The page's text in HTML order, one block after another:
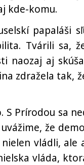
kde-komu.
papaláši
Tvárili sa,
naozaj aj
zdražela tak,
S Prírodou sa
že
vládli, ale
vláda,